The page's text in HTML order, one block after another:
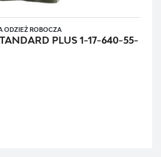
ODZIEŻ ROBOCZA
PLUS 1-17-640-55-